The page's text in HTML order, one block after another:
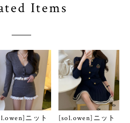
Items
ニット
[sol.owen]ニット